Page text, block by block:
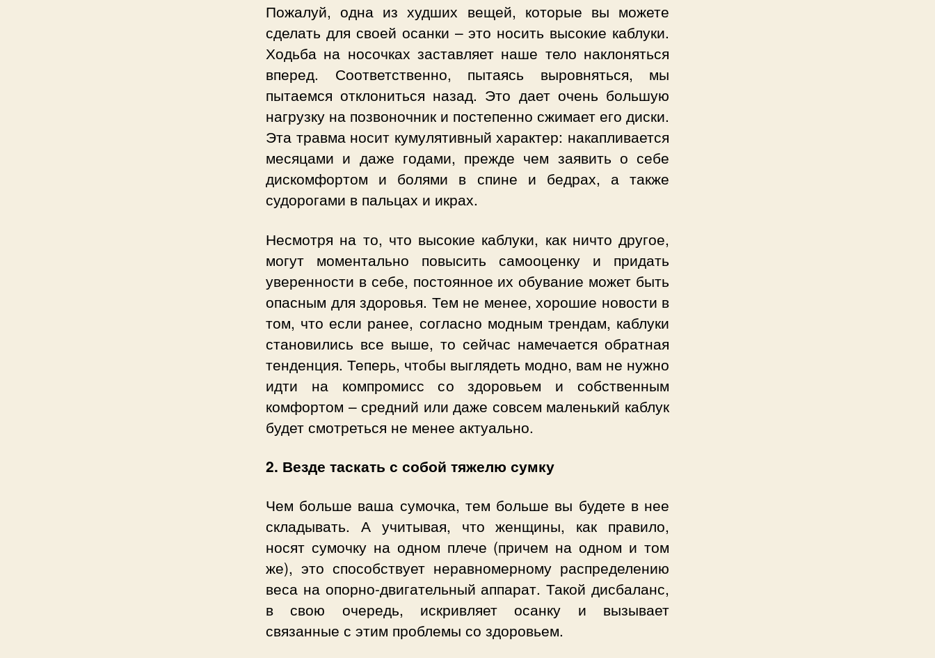
Пожалуй, одна из худших вещей, которые вы можете
сделать для своей осанки – это носить высокие каблуки.
Ходьба на носочках заставляет наше тело наклоняться
вперед. Соответственно, пытаясь выровняться, мы
пытаемся отклониться назад. Это дает очень большую
нагрузку на позвоночник и постепенно сжимает его диски.
Эта травма носит кумулятивный характер: накапливается
месяцами и даже годами, прежде чем заявить о себе
дискомфортом и болями в спине и бедрах, а также
судорогами в пальцах и икрах.
Несмотря на то, что высокие каблуки, как ничто другое,
могут моментально повысить самооценку и придать
уверенности в себе, постоянное их обувание может быть
опасным для здоровья. Тем не менее, хорошие новости в
том, что если ранее, согласно модным трендам, каблуки
становились все выше, то сейчас намечается обратная
тенденция. Теперь, чтобы выглядеть модно, вам не нужно
идти на компромисс со здоровьем и собственным
комфортом – средний или даже совсем маленький каблук
будет смотреться не менее актуально.
2. Везде таскать с собой тяжелю сумку
Чем больше ваша сумочка, тем больше вы будете в нее
складывать. А учитывая, что женщины, как правило,
носят сумочку на одном плече (причем на одном и том
же), это способствует неравномерному распределению
веса на опорно-двигательный аппарат. Такой дисбаланс,
в свою очередь, искривляет осанку и вызывает
связанные с этим проблемы со здоровьем.